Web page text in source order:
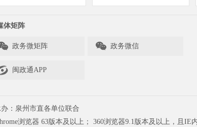
体矩阵
政务微矩阵  政务微信
闽政通APP
：泉州市直各单位联合
浏览器 63版本及以上； 360浏览器9.1版本及以上，且IE内